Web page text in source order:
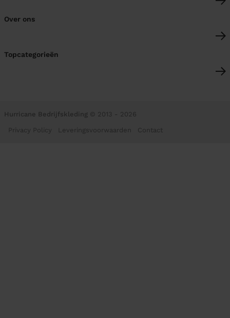
Over ons
Topcategorieën
Hurricane Bedrijfskleding © 2013 - 2026
Privacy Policy Leveringsvoorwaarden Contact